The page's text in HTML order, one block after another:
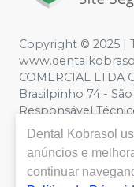
Copyright © 2025 |
COMERCIAL LTDA
Brasilpinho 74 -
Responsável
12450 | Política de
meramente
virtual estão
divergência de
Dental Kobrasol
anúncios e
continuar